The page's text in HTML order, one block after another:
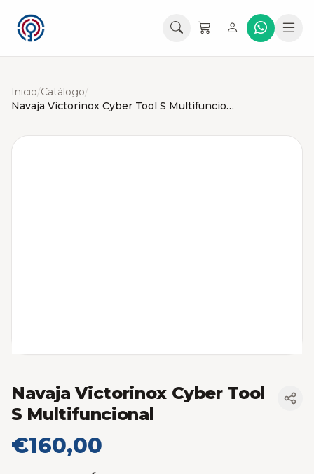
Inicio/Catálogo/
Navaja Victorinox Cyber Tool S Multifuncional
Navaja Victorinox Cyber Tool
S Multifuncional
€160,00